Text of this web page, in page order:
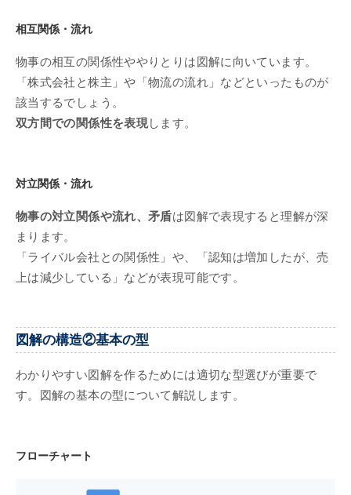
相互関係・流れ
物事の相互の関係性ややりとりは図解に向いています。
「株式会社と株主」や「物流の流れ」などといったものが
該当するでしょう。
双方間での関係性を表現します。
対立関係・流れ
物事の対立関係や流れ、矛盾は図解で表現すると理解が深
まります。
「ライバル会社との関係性」や、「認知は増加したが、売
上は減少している」などが表現可能です。
図解の構造②基本の型
わかりやすい図解を作るためには適切な型選びが重要で
す。図解の基本の型について解説します。
フローチャート